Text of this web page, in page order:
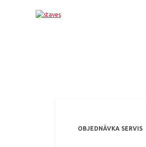
OBJEDNÁVKA SERVIS